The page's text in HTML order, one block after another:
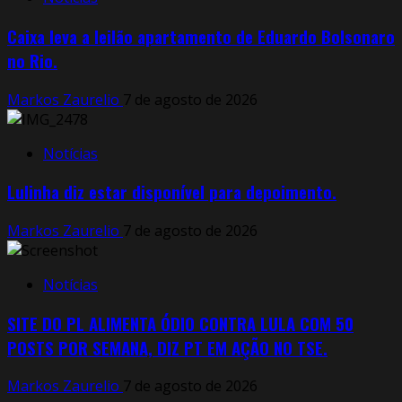
Caixa leva a leilão apartamento de Eduardo Bolsonaro
no Rio.
Markos Zaurelio 7 de agosto de 2026
Notícias
Lulinha diz estar disponível para depoimento.
Markos Zaurelio 7 de agosto de 2026
Notícias
SITE DO PL ALIMENTA ÓDIO CONTRA LULA COM 50
POSTS POR SEMANA, DIZ PT EM AÇÃO NO TSE.
Markos Zaurelio 7 de agosto de 2026